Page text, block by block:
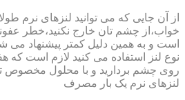
از آن جایی که می توانید لنزهای نرم
خواب،از چشم تان خارج نکنید،خطر
است و به همین دلیل کمتر پیشنهاد می
نوع لنز استفاده می کنید لازم است که
روی چشم بردارید و با محلول مخصوص
لنزهای نرم یک بار مصرف